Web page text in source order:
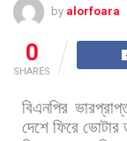
by alorfoara
0
SHARES
বিএনপির
দেশে ফিরে ভোটার